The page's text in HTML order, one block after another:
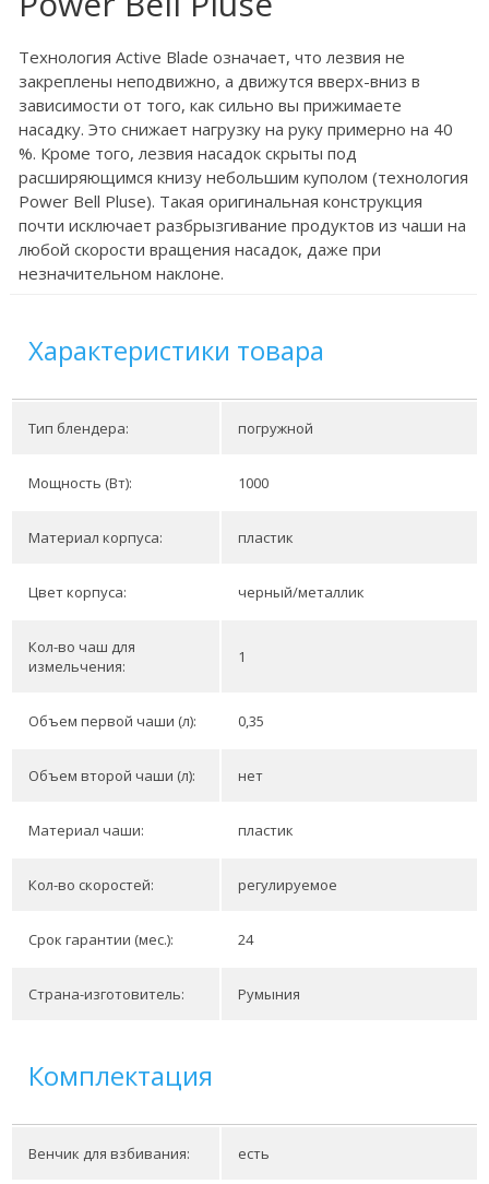
Технология Active Blade означает, что лезвия не
закреплены неподвижно, а движутся вверх-вниз в
зависимости от того, как сильно вы прижимаете
насадку. Это снижает нагрузку на руку примерно на 40
%. Кроме того, лезвия насадок скрыты под
расширяющимся книзу небольшим куполом (технология
Power Bell Pluse). Такая оригинальная конструкция
почти исключает разбрызгивание продуктов из чаши на
любой скорости вращения насадок, даже при
незначительном наклоне.
Характеристики товара
Тип блендера: погружной
Мощность (Вт): 1000
Материал корпуса: пластик
Цвет корпуса: черный/металлик
Кол-во чаш для
измельчения:
1
Объем первой чаши (л): 0,35
Объем второй чаши (л): нет
Материал чаши: пластик
Кол-во скоростей: регулируемое
Срок гарантии (мес.): 24
Страна-изготовитель: Румыния
Комплектация
Венчик для взбивания: есть